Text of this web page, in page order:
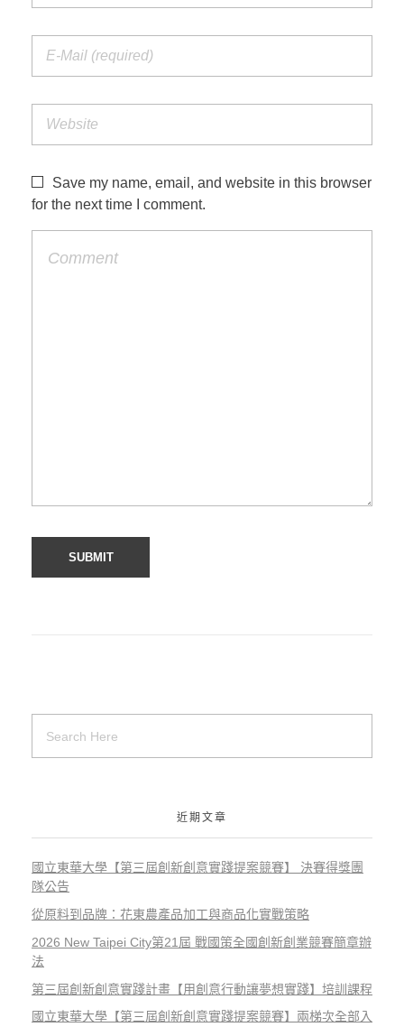
Save my name, email, and website in this browser
for the next time I comment.
近期文章
國立東華大學【第三屆創新創意實踐提案競賽】 決賽得獎團
隊公告
從原料到品牌：花東農產品加工與商品化實戰策略
2026 New Taipei City第21屆 戰國策全國創新創業競賽簡章辦
法
第三屆創新創意實踐計畫【用創意行動讓夢想實踐】培訓課程
國立東華大學【第三屆創新創意實踐提案競賽】兩梯次全部入